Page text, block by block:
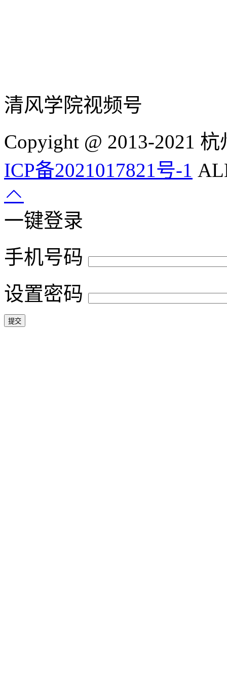
清风学院视频号
Copyight @ 2013-2021
ICP备2021017821号-1
一键登录
手机号码
设置密码